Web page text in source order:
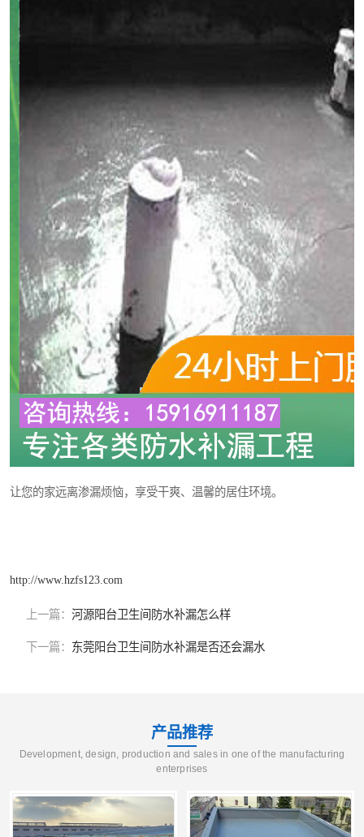
让您的家远离渗漏烦恼，享受干爽、温馨的居住环境。
http://www.hzfs123.com
上一篇： 河源阳台卫生间防水补漏怎么样
下一篇： 东莞阳台卫生间防水补漏是否还会漏水
产品推荐
Development, design, production and sales in one of the manufacturing
enterprises